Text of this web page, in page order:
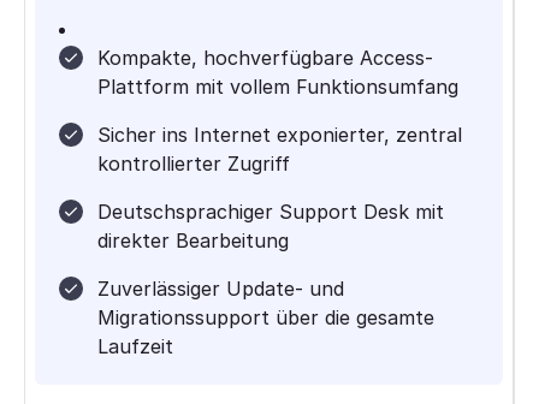
Kompakte, hochverfügbare Access-
Plattform mit vollem Funktionsumfang
Sicher ins Internet exponierter, zentral
kontrollierter Zugriff
Deutschsprachiger Support Desk mit
direkter Bearbeitung
Zuverlässiger Update- und
Migrationssupport über die gesamte
Laufzeit